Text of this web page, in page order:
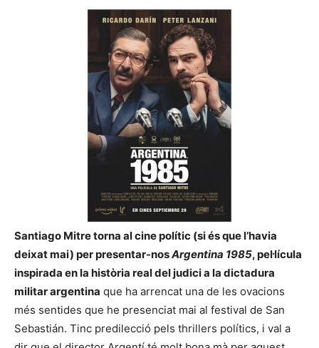
Santiago Mitre torna al cine polític (si és que l’havia
deixat mai) per presentar-nosArgentina 1985, pel·lícula
inspirada en la història real del judici a la dictadura
militar argentina que ha arrencat una de les ovacions
més sentides que he presenciat mai al festival de San
Sebastián. Tinc predilecció pels thrillers polítics, i val a